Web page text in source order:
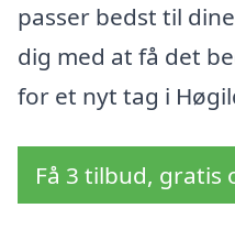
passer bedst til
dig med at få det
for et nyt tag i
Få 3 tilbud,